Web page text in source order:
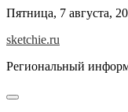
Skip
content
Пятница, 7 августа,
sketchie.ru
Региональный